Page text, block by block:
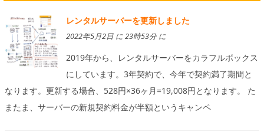
レンタルサーバーを更新しました
2022年5月2日 に 23時53分 に
2019年から、レンタルサーバーをカラフルボックス
にしています。3年契約で、今年で契約満了期間と
なります。更新する場合、528円×36ヶ月=19,008円となります。 た
またま、サーバーの新規契約料金が半額というキャンペ